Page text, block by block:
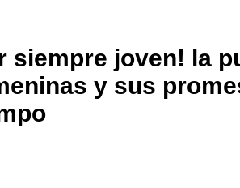
siempre joven! la
y sus